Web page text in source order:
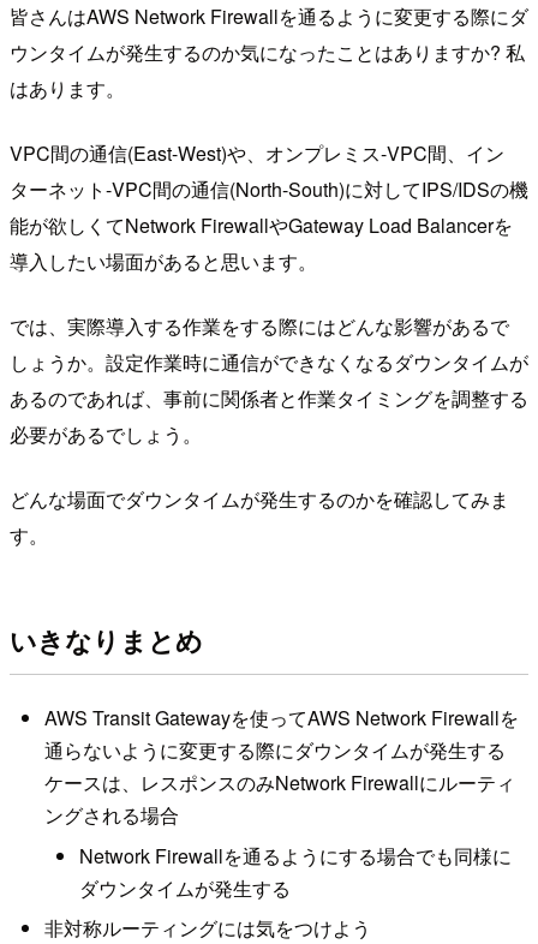
皆さんはAWS Network Firewallを通るように変更する際にダ
ウンタイムが発生するのか気になったことはありますか? 私
はあります。
VPC間の通信(East-West)や、オンプレミス-VPC間、イン
ターネット-VPC間の通信(North-South)に対してIPS/IDSの機
能が欲しくてNetwork FirewallやGateway Load Balancerを
導入したい場面があると思います。
では、実際導入する作業をする際にはどんな影響があるで
しょうか。設定作業時に通信ができなくなるダウンタイムが
あるのであれば、事前に関係者と作業タイミングを調整する
必要があるでしょう。
どんな場面でダウンタイムが発生するのかを確認してみま
す。
いきなりまとめ
AWS Transit Gatewayを使ってAWS Network Firewallを
通らないように変更する際にダウンタイムが発生する
ケースは、レスポンスのみNetwork Firewallにルーティ
ングされる場合
Network Firewallを通るようにする場合でも同様に
ダウンタイムが発生する
非対称ルーティングには気をつけよう